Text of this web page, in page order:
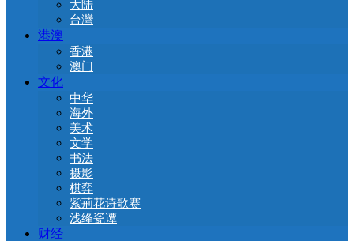
大陆
台灣
港澳
香港
澳门
文化
中华
海外
美术
文学
书法
摄影
棋弈
紫荊花诗歌赛
浅绛瓷谭
财经